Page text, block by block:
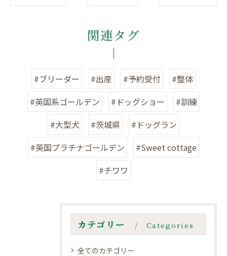
関連タグ
#ブリーダー #出産 #予約受付
#整体
#英国系ゴールデン
#ドッグショー
#訓練
#大型犬
#茨城県
#ドッグラン
#英国プラチナゴールデン
#Sweet cottage
#チワワ
カテゴリー Categories
全てのカテゴリー